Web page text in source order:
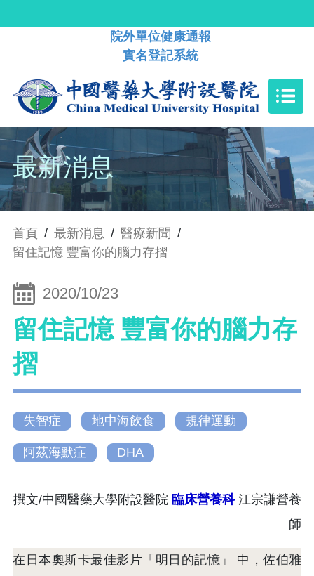
院外單位健康通報
實名登記系統
最新消息
首頁 / 最新消息 / 醫療新聞 /
留住記憶 豐富你的腦力存摺
2020/10/23
留住記憶 豐富你的腦力存
摺
失智症 地中海飲食 規律運動
阿茲海默症 DHA
撰文/中國醫藥大學附設醫院 臨床營養科江宗謙營養
師
在日本奧斯卡最佳影片「明日的記憶」 中，佐伯雅